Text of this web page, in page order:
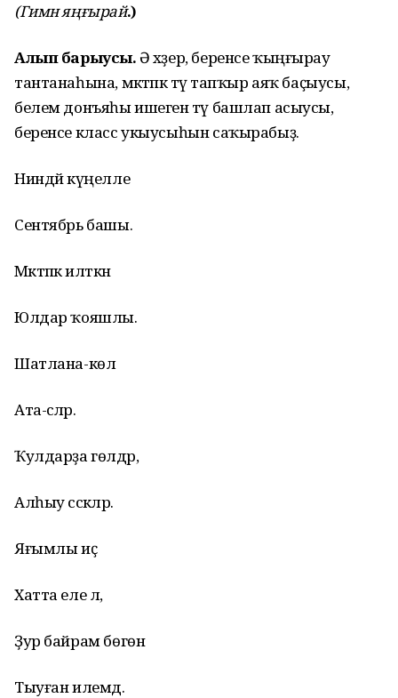
(Гимн яңғырай.)
Алып барыусы. Ә хәҙер, беренсе ҡыңғырау
тантанаһына, мәктәпкә тәү тапҡыр аяҡ баҫыусы,
белем донъяһы ишеген тәү башлап асыусы,
беренсе класс укыусыһын саҡырабыҙ.
Ниндәй күңелле
Сентябрь башы.
Мәктәпкә илткән
Юлдар ҡояшлы.
Шатлана-көлә
Ата-әсәләр.
Ҡулдарҙа гөлдәр,
Алһыу сәскәләр.
Яғымлы иҫә
Хатта еле лә,
Ҙур байрам бөгөн
Тыуған илемдә.